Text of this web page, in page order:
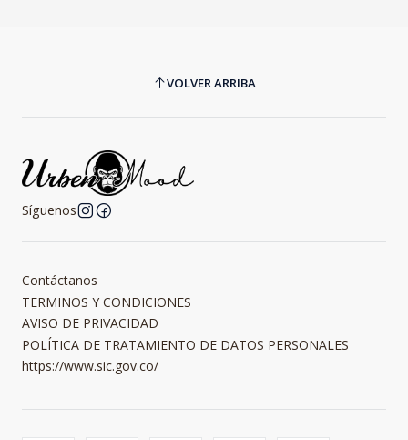
VOLVER ARRIBA
Síguenos
Contáctanos
TERMINOS Y CONDICIONES
AVISO DE PRIVACIDAD
POLÍTICA DE TRATAMIENTO DE DATOS PERSONALES
https://www.sic.gov.co/